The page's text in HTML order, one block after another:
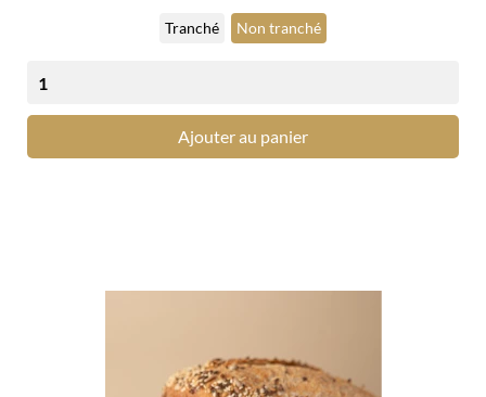
Tranché Non tranché
Ajouter au panier